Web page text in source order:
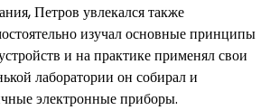
Петров увлекался также
изучал основные принципы
и на практике применял свои
лаборатории он собирал и
электронные приборы.